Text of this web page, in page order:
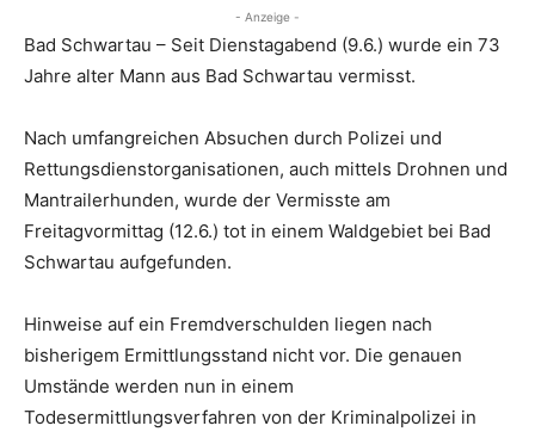
- Anzeige -
Bad Schwartau – Seit Dienstagabend (9.6.) wurde ein 73
Jahre alter Mann aus Bad Schwartau vermisst.
Nach umfangreichen Absuchen durch Polizei und
Rettungsdienstorganisationen, auch mittels Drohnen und
Mantrailerhunden, wurde der Vermisste am
Freitagvormittag (12.6.) tot in einem Waldgebiet bei Bad
Schwartau aufgefunden.
Hinweise auf ein Fremdverschulden liegen nach
bisherigem Ermittlungsstand nicht vor. Die genauen
Umstände werden nun in einem
Todesermittlungsverfahren von der Kriminalpolizei in